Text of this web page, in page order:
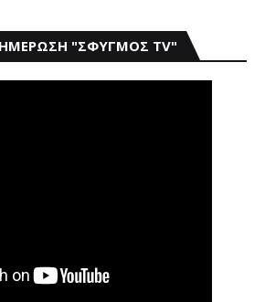
"ΣΦΥΓΜΟΣ TV"